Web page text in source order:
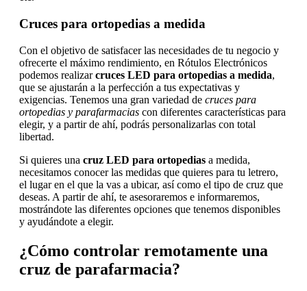
Cruces para ortopedias a medida
Con el objetivo de satisfacer las necesidades de tu negocio y
ofrecerte el máximo rendimiento, en Rótulos Electrónicos
podemos realizarcruces LED para ortopedias a medida,
que se ajustarán a la perfección a tus expectativas y
exigencias. Tenemos una gran variedad de cruces para
ortopedias y parafarmacias con diferentes características para
elegir, y a partir de ahí, podrás personalizarlas con total
libertad.
Si quieres una cruz LED para ortopedias a medida,
necesitamos conocer las medidas que quieres para tu letrero,
el lugar en el que la vas a ubicar, así como el tipo de cruz que
deseas. A partir de ahí, te asesoraremos e informaremos,
mostrándote las diferentes opciones que tenemos disponibles
y ayudándote a elegir.
¿Cómo controlar remotamente una
cruz de parafarmacia?